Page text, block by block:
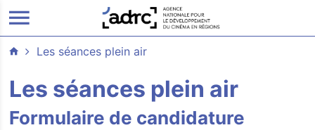
ALLER AU CONTENU PRINCIPAL
Les séances plein air
Les séances plein air
Formulaire de candidature